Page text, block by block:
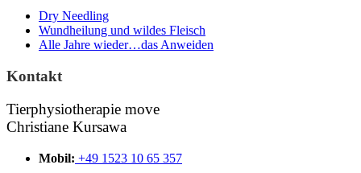
Dry Needling
Wundheilung und wildes Fleisch
Alle Jahre wieder…das Anweiden
Kontakt
Tierphysiotherapie move
Christiane Kursawa
Mobil: +49 1523 10 65 357